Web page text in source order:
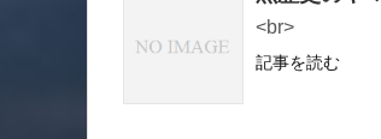
<br>
記事を読む